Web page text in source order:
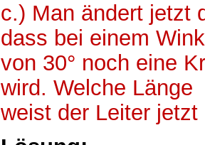
c.) Man ändert jetzt
dass bei einem
von 30° noch eine
wird. Welche Länge
weist der Leiter jetzt